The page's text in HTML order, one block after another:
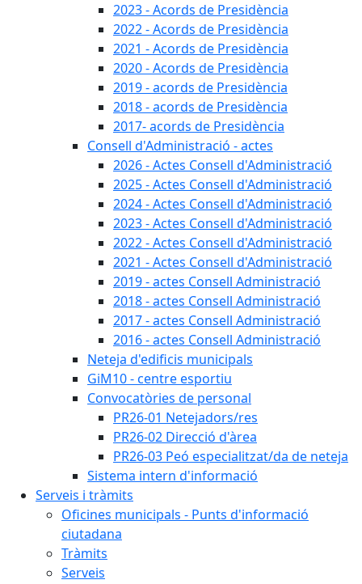
2023 - Acords de Presidència
2022 - Acords de Presidència
2021 - Acords de Presidència
2020 - Acords de Presidència
2019 - acords de Presidència
2018 - acords de Presidència
2017- acords de Presidència
Consell d'Administració - actes
2026 - Actes Consell d'Administració
2025 - Actes Consell d'Administració
2024 - Actes Consell d'Administració
2023 - Actes Consell d'Administració
2022 - Actes Consell d'Administració
2021 - Actes Consell d'Administració
2019 - actes Consell Administració
2018 - actes Consell Administració
2017 - actes Consell Administració
2016 - actes Consell Administració
Neteja d'edificis municipals
GiM10 - centre esportiu
Convocatòries de personal
PR26-01 Netejadors/res
PR26-02 Direcció d'àrea
PR26-03 Peó especialitzat/da de neteja
Sistema intern d'informació
Serveis i tràmits
Oficines municipals - Punts d'informació
ciutadana
Tràmits
Serveis